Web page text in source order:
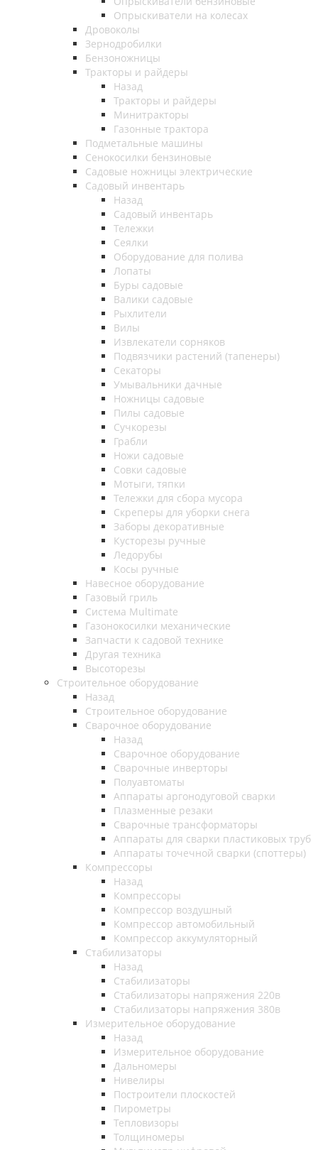
Опрыскиватели на колесах
Дровоколы
Зернодробилки
Бензоножницы
Тракторы и райдеры
Назад
Тракторы и райдеры
Минитракторы
Газонные трактора
Подметальные машины
Сенокосилки бензиновые
Садовые ножницы электрические
Садовый инвентарь
Назад
Садовый инвентарь
Тележки
Сеялки
Оборудование для полива
Лопаты
Буры садовые
Валики садовые
Рыхлители
Вилы
Извлекатели сорняков
Подвязчики растений (тапенеры)
Секаторы
Умывальники дачные
Ножницы садовые
Пилы садовые
Сучкорезы
Грабли
Ножи садовые
Совки садовые
Мотыги, тяпки
Тележки для сбора мусора
Скреперы для уборки снега
Заборы декоративные
Кусторезы ручные
Ледорубы
Косы ручные
Навесное оборудование
Газовый гриль
Система Multimate
Газонокосилки механические
Запчасти к садовой технике
Другая техника
Высоторезы
Строительное оборудование
Назад
Строительное оборудование
Сварочное оборудование
Назад
Сварочное оборудование
Сварочные инверторы
Полуавтоматы
Аппараты аргонодуговой сварки
Плазменные резаки
Сварочные трансформаторы
Аппараты для сварки пластиковых труб
Аппараты точечной сварки (споттеры)
Компрессоры
Назад
Компрессоры
Компрессор воздушный
Компрессор автомобильный
Компрессор аккумуляторный
Стабилизаторы
Назад
Стабилизаторы
Стабилизаторы напряжения 220в
Стабилизаторы напряжения 380в
Измерительное оборудование
Назад
Измерительное оборудование
Дальномеры
Нивелиры
Построители плоскостей
Пирометры
Тепловизоры
Толщиномеры